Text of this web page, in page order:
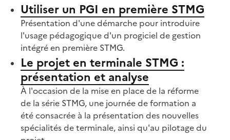
Utiliser un PGI en première STMG
Présentation d'une démarche pour introduire
l'usage pédagogique d'un progiciel de gestion
intégré en première STMG.
Le projet en terminale STMG :
présentation et analyse
À l'occasion de la mise en place de la réforme
de la série STMG, une journée de formation a
été consacrée à la présentation des nouvelles
spécialités de terminale, ainsi qu'au pilotage du